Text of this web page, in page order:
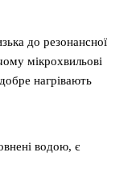
до резонансної
мікрохвильові
нагрівають
водою, є